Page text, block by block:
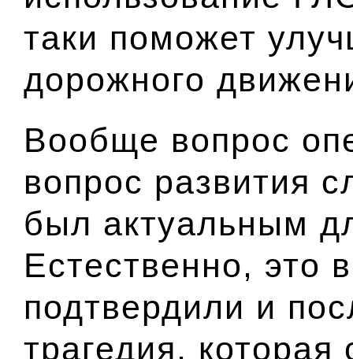
таки поможет
дорожного
Вообще вопрос
вопрос развития
был актуальным
Естественно, это
подтвердили и
трагедия,